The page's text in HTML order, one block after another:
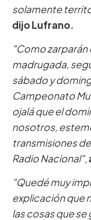
solamente
dijo Lufrano.
"Como zarparán
madrugada,
sábado y
Campeonato
ojalá que el
nosotros,
transmisiones
Radio Nacional",
"Quedé muy
explicación que
las cosas que se